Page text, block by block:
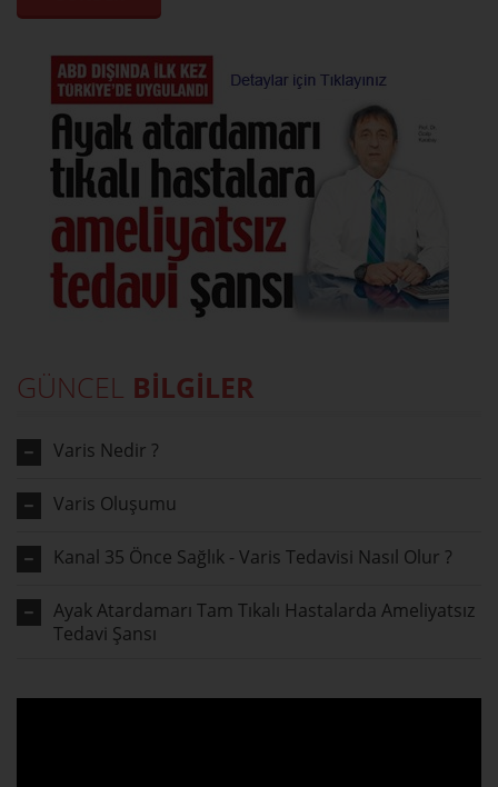
GÜNCEL BİLGİLER
Varis Nedir ?
Varis Oluşumu
Kanal 35 Önce Sağlık - Varis Tedavisi Nasıl Olur ?
Ayak Atardamarı Tam Tıkalı Hastalarda Ameliyatsız
Tedavi Şansı